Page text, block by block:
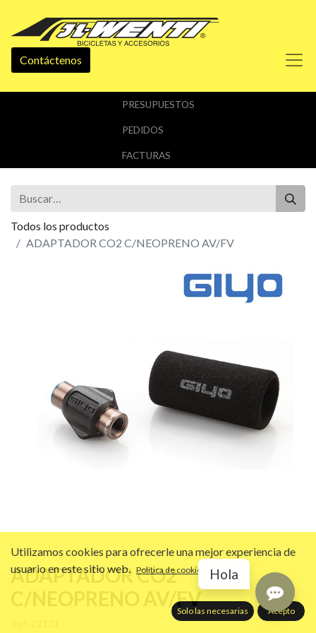
Contáctenos
PRESUPUESTOS
PEDIDOS
FACTURAS
Todos los productos
ADAPTADOR CO2 C/NEOPRENO AV/FV
ADAPTADOR CO2
C/NEOPRENO AV/FV
Utilizamos cookies para ofrecerle una mejor experiencia de
usuario en este sitio web. Política de cookies
Solo las necesarias Acepto
Hola